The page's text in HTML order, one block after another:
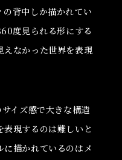
の背中しか描かれてい
度見られる形にする
えなかった世界を表現
イズ感で大きな構造
現するのは難しいと
描かれているのはメ